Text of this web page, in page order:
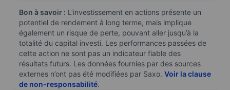
Bon à savoir : L’investissement en actions présente un
potentiel de rendement à long terme, mais implique
également un risque de perte, pouvant aller jusqu’à la
totalité du capital investi. Les performances passées de
cette action ne sont pas un indicateur fiable des
résultats futurs. Les données fournies par des sources
externes n’ont pas été modifiées par Saxo. Voir la clause
de non-responsabilité.